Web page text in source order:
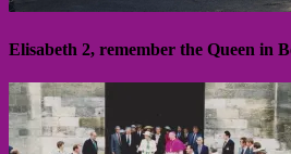
Elisabeth 2, remember the Queen in